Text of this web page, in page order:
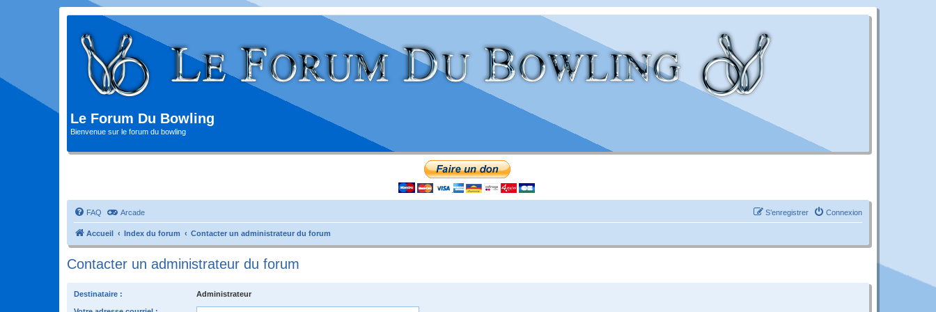
Le Forum Du Bowling
Bienvenue sur le forum du bowling
FAQ Arcade Connexion
S’enregistrer
Accueil Index du forum Contacter un administrateur du forum
Contacter un administrateur du forum
Destinataire : Administrateur